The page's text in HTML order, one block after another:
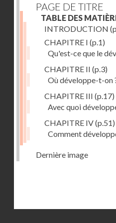
PAGE DE TITRE
TABLE DES
INTRODUCTION
CHAPITRE I (p.1)
Qu'est-ce que le
CHAPITRE II (p.3)
Où développe-t-on
CHAPITRE III (p.17)
Avec quoi
CHAPITRE IV(p.51)
Comment
Dernière image